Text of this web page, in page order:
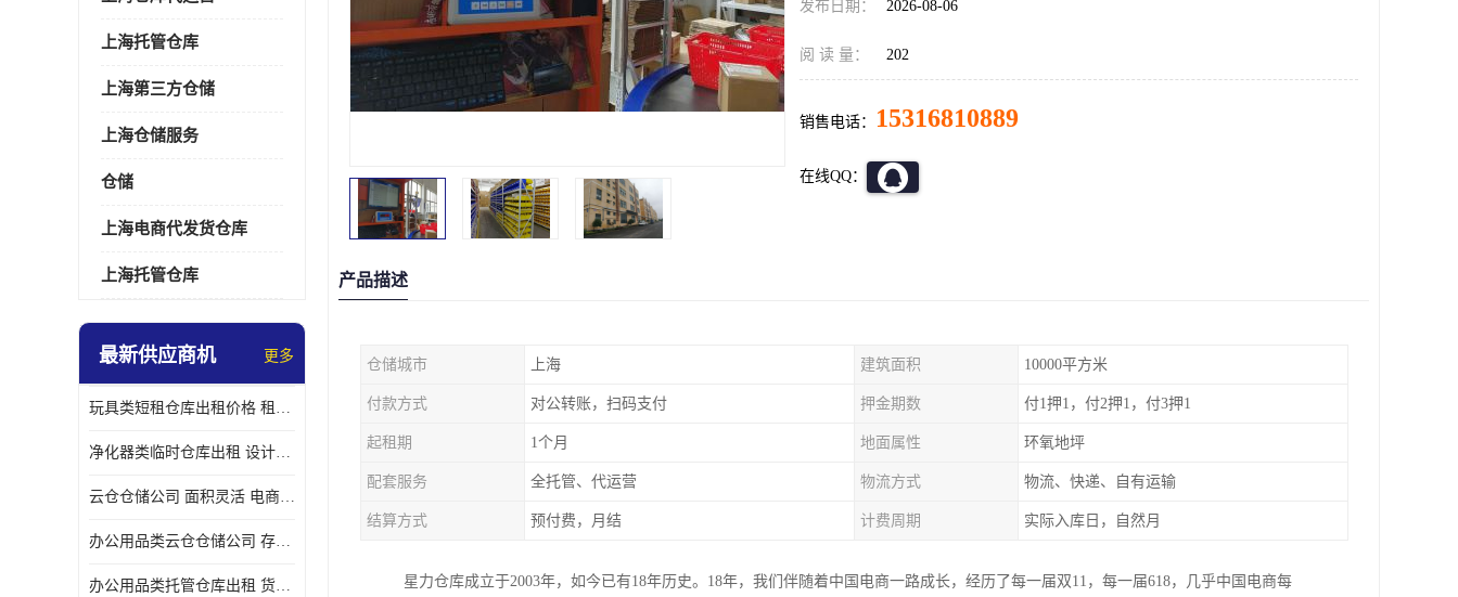
上海托管仓库
上海第三方仓储
上海仓储服务
仓储
上海电商代发货仓库
上海托管仓库
最新供应商机 更多
玩具类短租仓库出租价格 租期灵活 智能电商配套
净化器类临时仓库出租 设计简单 电商仓储物流战略合作
云仓仓储公司 面积灵活 电商仓储物流战略合作
办公用品类云仓仓储公司 存货周转很快 电商仓储物流战略整合
办公用品类托管仓库出租 货物装卸方便 电商仓储物流战略合作
发布日期： 2026-08-06
阅 读 量： 202
销售电话： 15316810889
在线QQ：
产品描述
仓储城市 上海 建筑面积 10000平方米
付款方式 对公转账，扫码支付 押金期数 付1押1，付2押1，付3押1
起租期 1个月 地面属性 环氧地坪
配套服务 全托管、代运营 物流方式 物流、快递、自有运输
结算方式 预付费，月结 计费周期 实际入库日，自然月
星力仓库成立于2003年，如今已有18年历史。18年，我们伴随着中国电商一路成长，经历了每一届双11，每一届618，几乎中国电商每